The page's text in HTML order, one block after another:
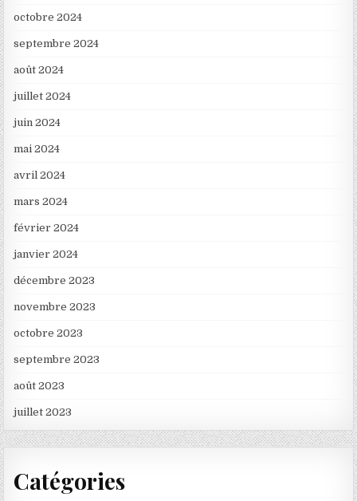
octobre 2024
septembre 2024
août 2024
juillet 2024
juin 2024
mai 2024
avril 2024
mars 2024
février 2024
janvier 2024
décembre 2023
novembre 2023
octobre 2023
septembre 2023
août 2023
juillet 2023
Catégories